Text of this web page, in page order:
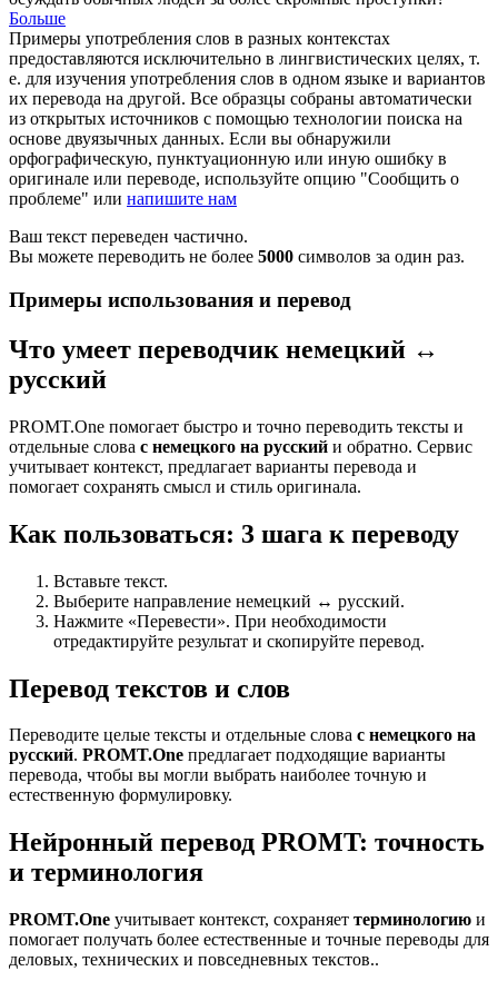
Больше
Примеры употребления слов в разных контекстах
предоставляются исключительно в лингвистических целях, т.
е. для изучения употребления слов в одном языке и вариантов
их перевода на другой. Все образцы собраны автоматически
из открытых источников с помощью технологии поиска на
основе двуязычных данных. Если вы обнаружили
орфографическую, пунктуационную или иную ошибку в
оригинале или переводе, используйте опцию "Сообщить о
проблеме" или напишите нам
Ваш текст переведен частично.
Вы можете переводить не более 5000 символов за один раз.
Примеры использования и перевод
Что умеет переводчик немецкий ↔
русский
PROMT.One помогает быстро и точно переводить тексты и
отдельные слова с немецкого на русский и обратно. Сервис
учитывает контекст, предлагает варианты перевода и
помогает сохранять смысл и стиль оригинала.
Как пользоваться: 3 шага к переводу
Вставьте текст.
Выберите направление немецкий ↔ русский.
Нажмите «Перевести». При необходимости
отредактируйте результат и скопируйте перевод.
Перевод текстов и слов
Переводите целые тексты и отдельные слова с немецкого на
русский. PROMT.One предлагает подходящие варианты
перевода, чтобы вы могли выбрать наиболее точную и
естественную формулировку.
Нейронный перевод PROMT: точность
и терминология
PROMT.One учитывает контекст, сохраняет терминологию и
помогает получать более естественные и точные переводы для
деловых, технических и повседневных текстов..